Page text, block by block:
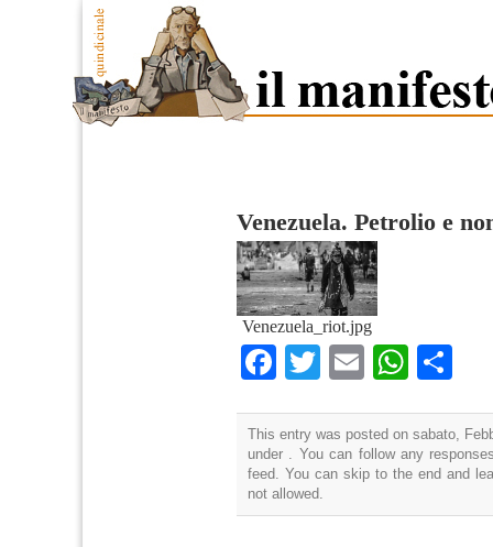
Venezuela. Petrolio e
Venezuela_riot.jpg
Facebook
TwitterEmail
This entry was posted on sabato,
under . You can follow any
feed. You can skip to the end and
not allowed.